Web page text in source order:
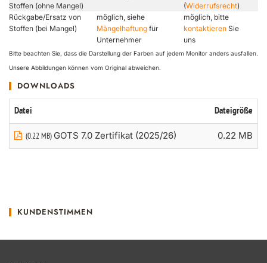
Stoffen (ohne Mangel)
(Widerrufsrecht)
Rückgabe/Ersatz von
Stoffen (bei Mangel)
möglich, siehe
Mängelhaftung für
Unternehmer
möglich, bitte
kontaktieren Sie
uns
Bitte beachten Sie, dass die Darstellung der Farben auf jedem Monitor anders ausfallen.
Unsere Abbildungen können vom Original abweichen.
DOWNLOADS
Datei Dateigröße
(0.22 MB) GOTS 7.0 Zertifikat (2025/26) 0.22 MB
KUNDENSTIMMEN